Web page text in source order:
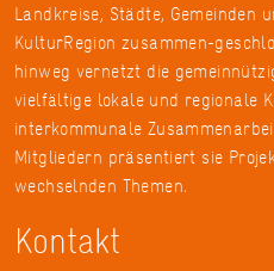
Landkreise, Städte, Gemeinden
KulturRegion zusammen-
hinweg vernetzt die
vielfältige lokale und regionale
interkommunale
Mitgliedern präsentiert sie
wechselnden Themen.
Kontakt